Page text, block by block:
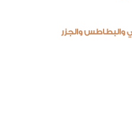
والبطاطس والجزر